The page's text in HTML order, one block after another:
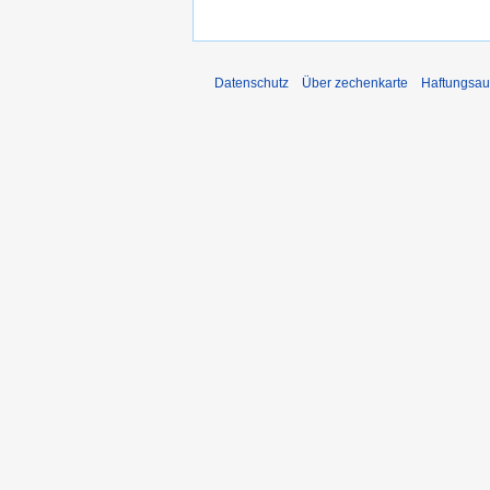
Datenschutz Über zechenkarte